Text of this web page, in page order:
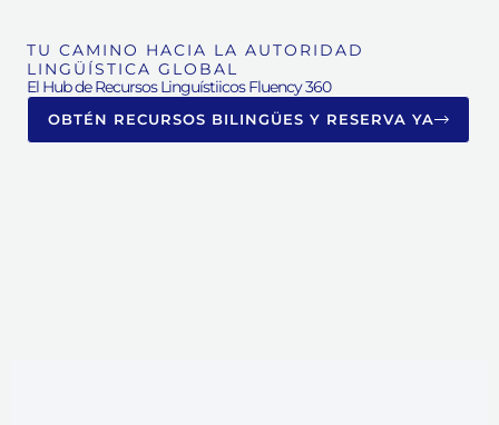
TU CAMINO HACIA LA AUTORIDAD
LINGÜÍSTICA GLOBAL
El Hub de Recursos Linguístiicos Fluency 360
OBTÉN RECURSOS BILINGÜES Y RESERVA YA